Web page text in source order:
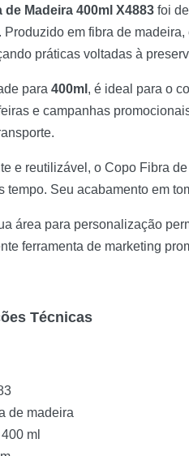
de Madeira 400ml X4883 foi
Produzido em fibra de
práticas voltadas à
para 400ml , é ideal para o
e campanhas
e reutilizável, o Copo Fibra
tempo. Seu acabamento em
área para personalização
ferramenta de marketing
Técnicas
de madeira
400 ml